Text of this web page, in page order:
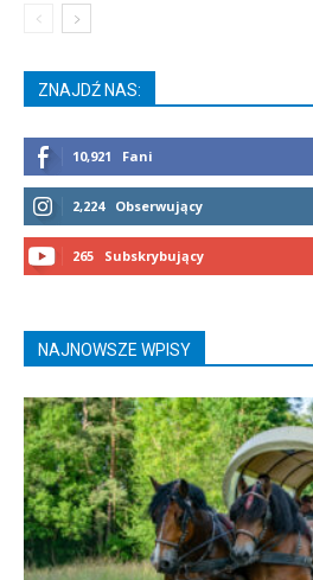
ZNAJDŹ NAS:
10,921 Fani
2,224 Obserwujący
265 Subskrybujący
NAJNOWSZE WPISY